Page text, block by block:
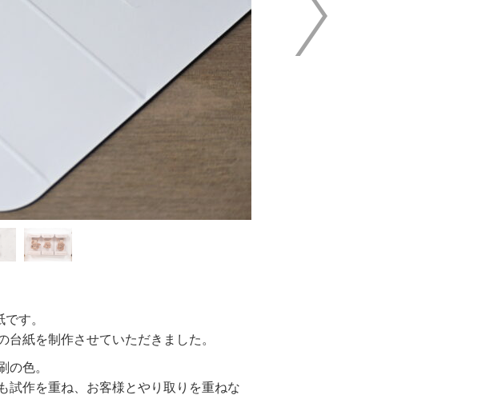
す。
紙を制作させていただきました。
の色。
試作を重ね、お客様とやり取りを重ねな